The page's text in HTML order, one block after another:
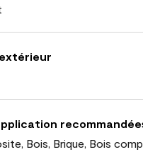
Bois, Brique, Bois